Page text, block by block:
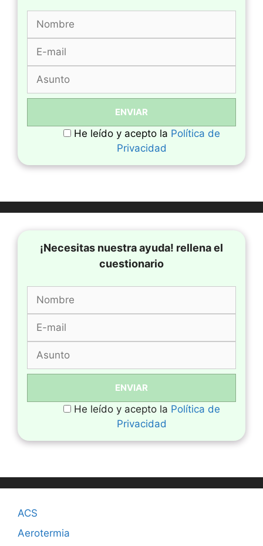
He leído y acepto la Política de
Privacidad
¡Necesitas nuestra ayuda! rellena el
cuestionario
He leído y acepto la Política de
Privacidad
ACS
Aerotermia